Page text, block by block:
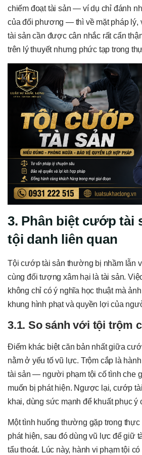
chiếm đoạt tài sản — ví dụ chỉ đánh
của đối phương — thì về mặt pháp lý,
tài sản cần được cân nhắc rất cẩn
trên lý thuyết nhưng phức tạp trong
3. Phân biệt cướp tài
tội danh liên quan
Tội cướp tài sản thường bị nhầm lẫn
cùng đối tượng xâm hại là tài sản.
không chỉ có ý nghĩa học thuật mà
khung hình phạt và quyền lợi của
3.1. So sánh với tội trộm
Điểm khác biệt căn bản nhất giữa
nằm ở yếu tố vũ lực. Trộm cắp là
tài sản — người phạm tội cố tình che
muốn bị phát hiện. Ngược lại, cướp
khai, dùng sức mạnh để khuất phục ý
Một tình huống thường gặp trong
phát hiện, sau đó dùng vũ lực để giữ
tẩu thoát. Lúc này, hành vi phạm tội